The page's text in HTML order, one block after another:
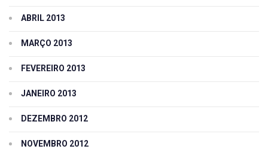
ABRIL 2013
MARÇO 2013
FEVEREIRO 2013
JANEIRO 2013
DEZEMBRO 2012
NOVEMBRO 2012